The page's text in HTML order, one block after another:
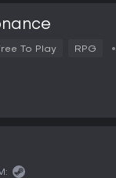
To Play RPG